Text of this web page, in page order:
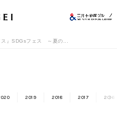
ス』SDGsフェス ～夏の...
2019 2018 2017 2016